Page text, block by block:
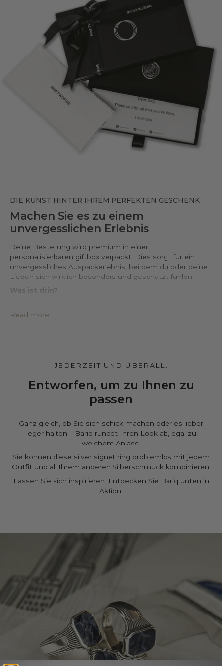
DIE KUNST HINTER IHREM PERFEKTEN GESCHENK
Machen Sie es zu einem
unvergesslichen Erlebnis
Deine Bestellung wird premium in einer
personalisierbaren giftbox verpackt. Dies sorgt für ein
unvergessliches Auspackerlebnis, bei dem du oder deine
Lieben sich wirklich besonders und geschätzt fühlen.
Was ist drin?
• Schutzhülle aus PU-Leder*
Auf der Warenkorbseite können Sie die box und den
Nachricht hinterlassen. Kostenlos.
Read more
JEDERZEIT UND ÜBERALL.
Entworfen, um zu Ihnen zu
passen
Ganz gleich, ob Sie sich schick machen oder es lieber
leger halten – Bariq rundet Ihren Look ab, egal zu
welchem Anlass.
Sie können diese silver signet ring problemlos mit jedem
Outfit und all Ihrem anderen Silberschmuck kombinieren.
Lassen Sie sich inspirieren. Entdecken Sie Bariq unten in
Aktion.